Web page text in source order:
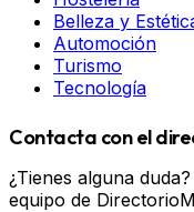
Belleza y
Automoción
Turismo
Tecnología
Contacta con el
¿Tienes alguna
equipo de